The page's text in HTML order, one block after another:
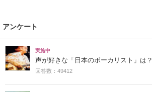
アンケート
実施中
声が好きな「日本のボーカリスト」は？
回答数：49412